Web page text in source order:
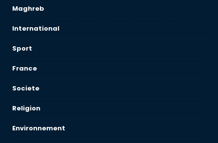
Maghreb
International
Sport
France
Societe
Religion
Environnement